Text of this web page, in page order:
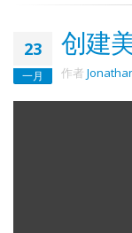
23
一月
创建
作者